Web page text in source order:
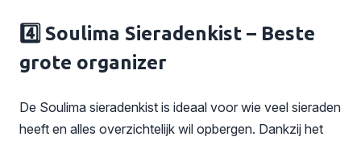
4️⃣ Soulima Sieradenkist – Beste
grote organizer
De Soulima sieradenkist is ideaal voor wie veel sieraden
heeft en alles overzichtelijk wil opbergen. Dankzij het